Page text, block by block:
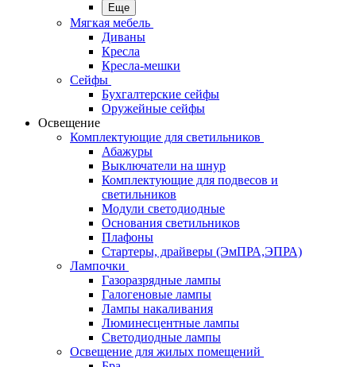
Еще
Мягкая мебель
Диваны
Кресла
Кресла-мешки
Сейфы
Бухгалтерские сейфы
Оружейные сейфы
Освещение
Комплектующие для светильников
Абажуры
Выключатели на шнур
Комплектующие для подвесов и
светильников
Модули светодиодные
Основания светильников
Плафоны
Стартеры, драйверы (ЭмПРА,ЭПРА)
Лампочки
Газоразрядные лампы
Галогеновые лампы
Лампы накаливания
Люминесцентные лампы
Светодиодные лампы
Освещение для жилых помещений